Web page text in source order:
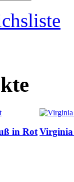
in RotVirginia